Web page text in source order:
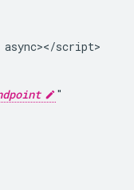
script>
"